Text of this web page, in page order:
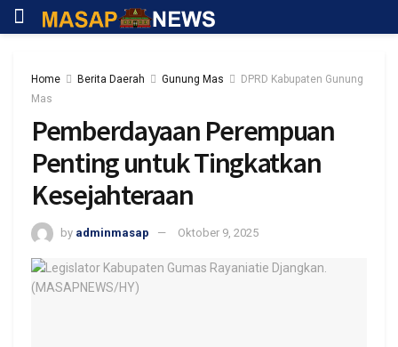
Home Berita Daerah Gunung Mas
DPRD Kabupaten Gunung
Mas
Pemberdayaan Perempuan
Penting untuk Tingkatkan
Kesejahteraan
by adminmasap Oktober 9, 2025